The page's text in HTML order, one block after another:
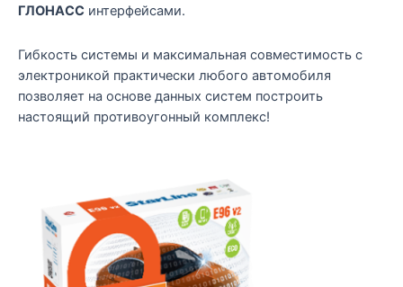
ГЛОНАСС интерфейсами.
Гибкость системы и максимальная совместимость с
электроникой практически любого автомобиля
позволяет на основе данных систем построить
настоящий противоугонный комплекс!